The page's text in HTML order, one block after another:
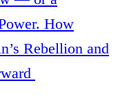
How
Rebellion and